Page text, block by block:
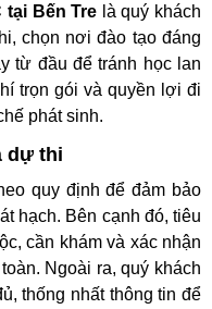
tại Bến Tre là quý khách
chọn nơi đào tạo đáng
từ đầu để tránh học lan
trọn gói và quyền lợi đi
phát sinh.
dự thi
quy định để đảm bảo
hạch. Bên cạnh đó, tiêu
cần khám và xác nhận
Ngoài ra, quý khách
thống nhất thông tin để